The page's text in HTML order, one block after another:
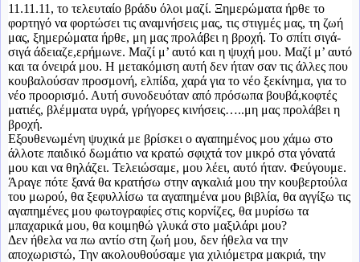
11.11.11, το τελευταίο βράδυ όλοι μαζί. Ξημερώματα ήρθε το
φορτηγό να φορτώσει τις αναμνήσεις μας, τις στιγμές μας, τη ζωή
μας, ξημερώματα ήρθε, μη μας προλάβει η βροχή. Το σπίτι σιγά-
σιγά άδειαζε,ερήμωνε. Μαζί μ’ αυτό και η ψυχή μου. Μαζί μ’ αυτό
και τα όνειρά μου. Η μετακόμιση αυτή δεν ήταν σαν τις άλλες που
κουβαλούσαν προσμονή, ελπίδα, χαρά για το νέο ξεκίνημα, για το
νέο προορισμό. Αυτή συνοδευόταν από πρόσωπα βουβά,κοφτές
ματιές, βλέμματα υγρά, γρήγορες κινήσεις…..μη μας προλάβει η
βροχή.
Εξουθενωμένη ψυχικά με βρίσκει ο αγαπημένος μου χάμω στο
άλλοτε παιδικό δωμάτιο να κρατώ σφιχτά τον μικρό στα γόνατά
μου και να θηλάζει. Τελειώσαμε, μου λέει, αυτό ήταν. Φεύγουμε.
Άραγε πότε ξανά θα κρατήσω στην αγκαλιά μου την κουβερτούλα
του μωρού, θα ξεφυλλίσω τα αγαπημένα μου βιβλία, θα αγγίξω τις
αγαπημένες μου φωτογραφίες στις κορνίζες, θα μυρίσω τα
μπαχαρικά μου, θα κοιμηθώ γλυκά στο μαξιλάρι μου?
Δεν ήθελα να πω αντίο στη ζωή μου, δεν ήθελα να την
αποχωριστώ, Την ακολουθούσαμε για χιλιόμετρα μακριά, την